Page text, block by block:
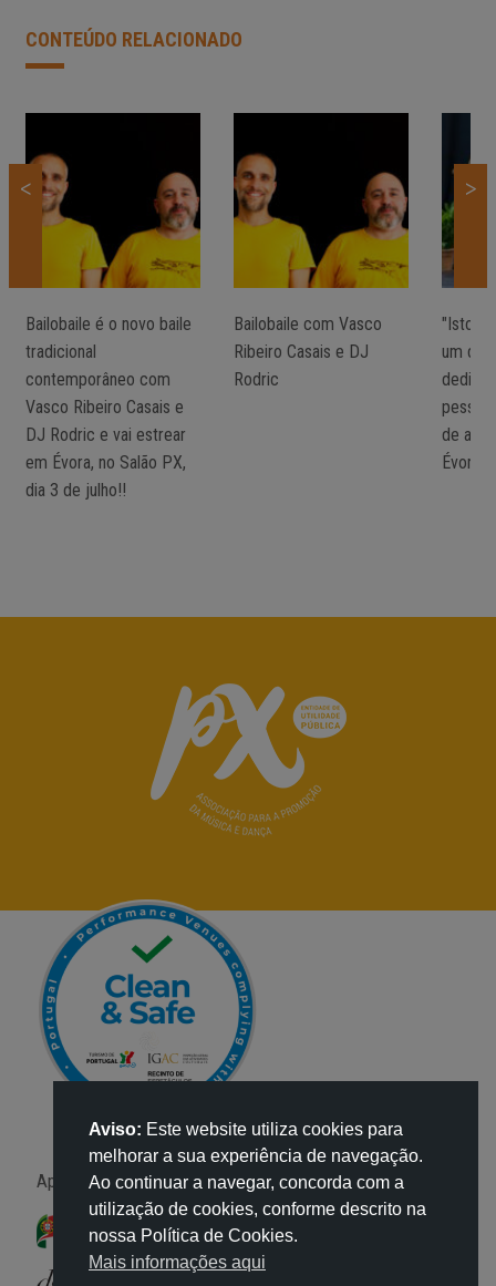
CONTEÚDO RELACIONADO
< >
Bailobaile é o novo baile
tradicional
contemporâneo com
Vasco Ribeiro Casais e
DJ Rodric e vai estrear
em Évora, no Salão PX,
dia 3 de julho!!
Bailobaile com Vasco
Ribeiro Casais e DJ
Rodric
"Isto é
um dia
de
Évora!
Apoio:
Aviso: Este website utiliza cookies para
melhorar a sua experiência de navegação.
Ao continuar a navegar, concorda com a
utilização de cookies, conforme descrito na
nossa Política de Cookies.
Mais informações aqui